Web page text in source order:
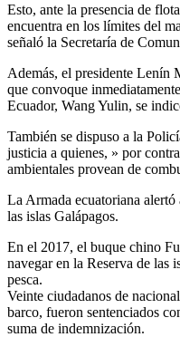
Esto, ante la presencia de
encuentra en los límites del
señaló la Secretaría de
Además, el presidente Lenín
que convoque
Ecuador, Wang Yulin, se
También se dispuso a la
justicia a quienes, » por
ambientales provean de
La Armada ecuatoriana alertó
las islas Galápagos.
En el 2017, el buque chino
navegar en la Reserva de las
pesca.
Veinte ciudadanos de
barco, fueron sentenciados
suma de indemnización.